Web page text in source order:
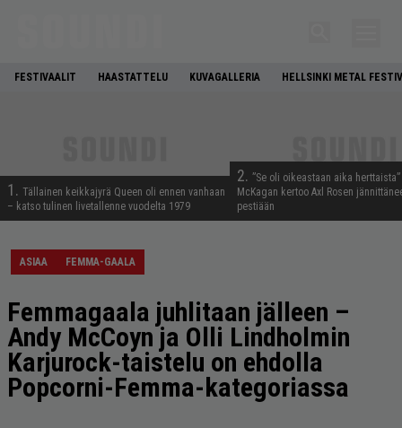
FESTIVAALIT HAASTATTELU KUVAGALLERIA HELLSINKI METAL
1. Tällainen keikkajyrä Queen oli ennen vanhaan
– katso tulinen livetallenne vuodelta 1979
2. ”Se oli oikeastaan aika
McKagan kertoo Axl Rosen
pestiään
ASIAA FEMMA-GAALA
Femmagaala juhlitaan jälleen –
Andy McCoyn ja Olli Lindholmin
Karjurock-taistelu on ehdolla
Popcorni-Femma-kategoriassa